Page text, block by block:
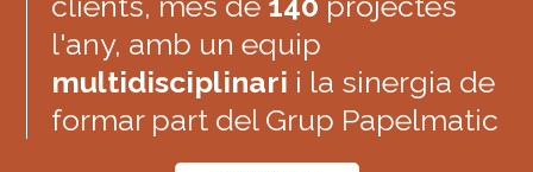
l'any, amb un equip
multidisciplinari i la sinergia de
formar part del Grup Papelmatic